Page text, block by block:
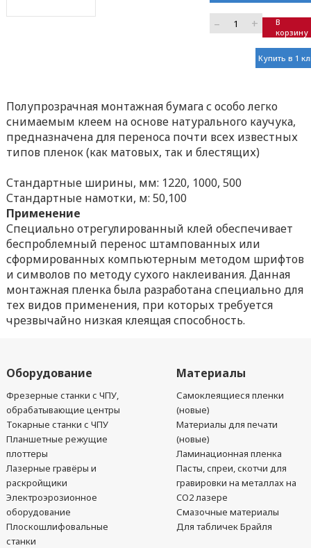
– +
В
корзину
Купить в 1
Полупрозрачная монтажная бумага с особо легко
снимаемым клеем на основе натурального каучука,
предназначена для переноса почти всех известных
типов пленок (как матовых, так и блестящих)
Стандартные ширины, мм: 1220, 1000, 500
Стандартные намотки, м: 50,100
Применение
Специально отрегулированный клей обеспечивает
беспроблемный перенос штампованных или
сформированных компьютерным методом шрифтов
и символов по методу сухого наклеивания. Данная
монтажная пленка была разработана специально для
тех видов применения, при которых требуется
чрезвычайно низкая клеящая способность.
Оборудование
Фрезерные станки с ЧПУ,
обрабатывающие центры
Токарные станки с ЧПУ
Планшетные режущие
плоттеры
Лазерные гравёры и
раскройщики
Электроэрозионное
оборудование
Плоскошлифовальные
станки
Материалы
Самоклеящиеся пленки
(новые)
Материалы для печати
(новые)
Ламинационная пленка
Пасты, спреи, скотчи для
гравировки на металлах на
CO2 лазере
Смазочные материалы
Для табличек Брайля